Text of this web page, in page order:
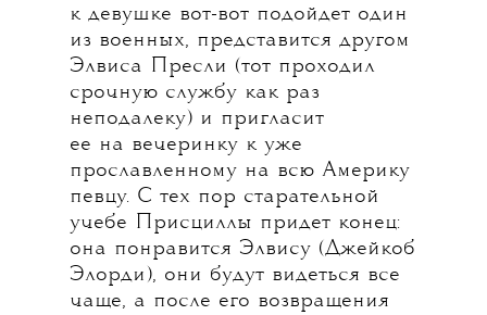
к девушке вот-вот подойдет один
из военных, представится другом
Элвиса Пресли (тот проходил
срочную службу как раз
неподалеку) и пригласит
ее на вечеринку к уже
прославленному на всю Америку
певцу. С тех пор старательной
учебе Присциллы придет конец:
она понравится Элвису (Джейкоб
Элорди), они будут видеться все
чаще, а после его возвращения